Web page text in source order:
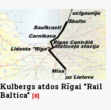
Kulbergs atdos Rīgai "Rail
Baltica"
8